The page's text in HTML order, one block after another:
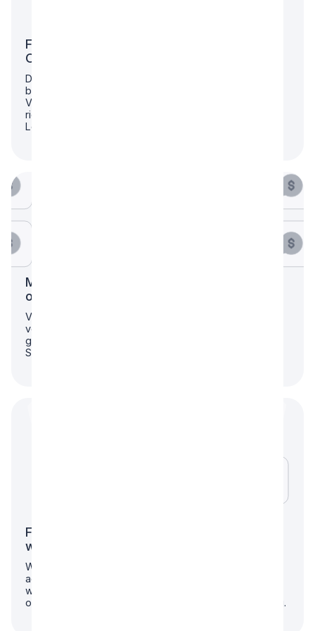
Fehlende Transparenz und
Optimierungsideen
Du erkennst weder versteckte Potenziale noch
bestehende Risiken in Deinem Unternehmen oder
Vermögen. Ohne dieses Bewusstsein fehlen Dir die
richtigen Fragen und damit auch die richtigen
Lösungen.
Marktüber­schwemmung durch unseriöse
oder unpassende Berater
Viele Berater arbeiten mit Standardlösungen oder
verkaufen isolierte Produkte. Dadurch fehlt Dir eine
ganzheitliche Perspektive auf Deine Unternehmens-,
Steuer- und Finanzsituation.
Fehlende maßgeschneiderte Beratung für
wachsende Unternehmer
Während große Beratungsunternehmen erst ab einem
achtstelligen Vermögen aktiv werden, bleibst Du als
wachstumsstarker Agenturinhaber, B2B-Unternehmer
oder Freelancer ohne adäquate strategische Beratung.